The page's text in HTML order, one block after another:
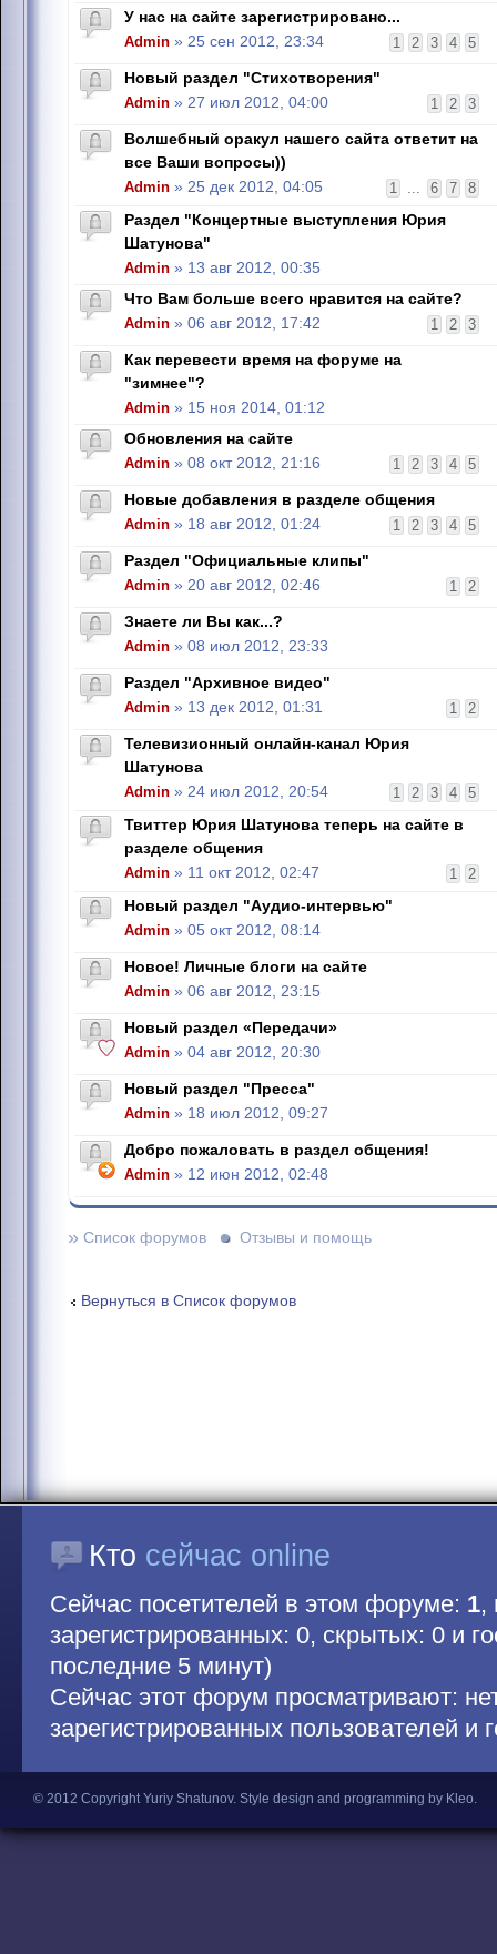
У нас на сайте зарегистрировано...
1 2 3 4 5
Admin » 25 сен 2012, 23:34
Новый раздел "Стихотворения"
1 2 3
Admin » 27 июл 2012, 04:00
Волшебный оракул нашего сайта ответит на
все Ваши вопросы))
1 ... 6 7 8
Admin » 25 дек 2012, 04:05
Раздел "Концертные выступления Юрия
Шатунова"
Admin » 13 авг 2012, 00:35
Что Вам больше всего нравится на сайте?
1 2 3
Admin » 06 авг 2012, 17:42
Как перевести время на форуме на
"зимнее"?
Admin » 15 ноя 2014, 01:12
Обновления на сайте
1 2 3 4 5
Admin » 08 окт 2012, 21:16
Новые добавления в разделе общения
1 2 3 4 5
Admin » 18 авг 2012, 01:24
Раздел "Официальные клипы"
1 2
Admin » 20 авг 2012, 02:46
Знаете ли Вы как...?
Admin » 08 июл 2012, 23:33
Раздел "Архивное видео"
1 2
Admin » 13 дек 2012, 01:31
Телевизионный онлайн-канал Юрия
Шатунова
1 2 3 4 5
Admin » 24 июл 2012, 20:54
Твиттер Юрия Шатунова теперь на сайте в
разделе общения
1 2
Admin » 11 окт 2012, 02:47
Новый раздел "Аудио-интервью"
Admin » 05 окт 2012, 08:14
Новое! Личные блоги на сайте
Admin » 06 авг 2012, 23:15
Новый раздел «Передачи»
Admin » 04 авг 2012, 20:30
Новый раздел "Пресса"
Admin » 18 июл 2012, 09:27
Добро пожаловать в раздел общения!
Admin » 12 июн 2012, 02:48
» Список форумов Отзывы и помощь
Вернуться в Список форумов
Кто сейчас online
Сейчас посетителей в этом форуме: 1,
зарегистрированных: 0, скрытых: 0 и
последние 5 минут)
Сейчас этот форум просматривают:
зарегистрированных пользователей и
© 2012 Copyright Yuriy Shatunov. Style design and programming by Kleo.